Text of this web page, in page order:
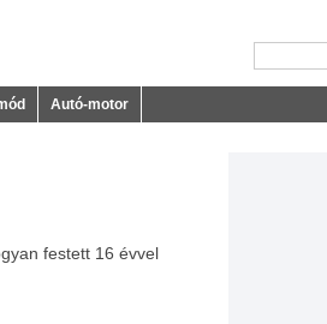
Autó-motor
festett 16 évvel